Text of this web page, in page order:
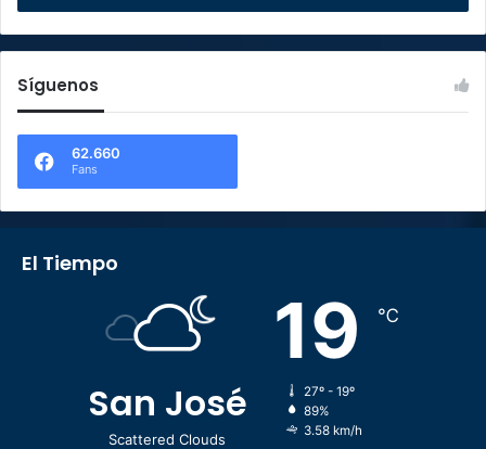
Síguenos
62.660
Fans
El Tiempo
San José
Scattered Clouds
19 ℃
27º - 19º
89%
3.58 km/h